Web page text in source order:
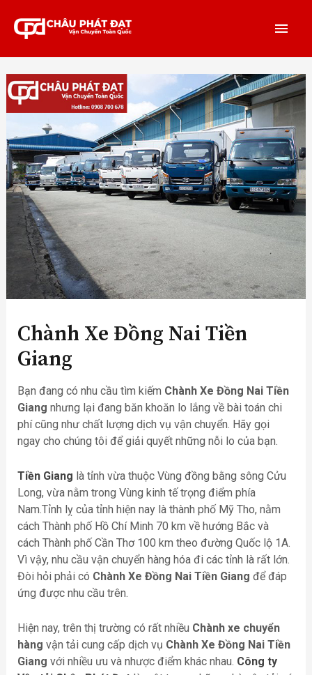
Chành Xe Đồng Nai Tiền
Giang
Bạn đang có nhu cầu tìm kiếm Chành Xe Đồng Nai Tiền
Giang nhưng lại đang băn khoăn lo lắng về bài toán chi
phí cũng như chất lượng dịch vụ vận chuyển. Hãy gọi
ngay cho chúng tôi để giải quyết những nỗi lo của bạn.
Tiền Giang là tỉnh vừa thuộc Vùng đồng bằng sông Cửu
Long, vừa nằm trong Vùng kinh tế trọng điểm phía
Nam.Tỉnh lỵ của tỉnh hiện nay là thành phố Mỹ Tho, nằm
cách Thành phố Hồ Chí Minh 70 km về hướng Bắc và
cách Thành phố Cần Thơ 100 km theo đường Quốc lộ 1A.
Vì vậy, nhu cầu vận chuyển hàng hóa đi các tỉnh là rất lớn.
Đòi hỏi phải có Chành Xe Đồng Nai Tiền Giang để đáp
ứng được nhu cầu trên.
Hiện nay, trên thị trường có rất nhiều Chành xe chuyển
hàng vận tải cung cấp dịch vụ Chành Xe Đồng Nai Tiền
Giang với nhiều ưu và nhược điểm khác nhau. Công ty